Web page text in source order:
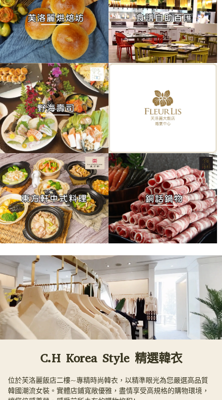
C.H Korea Style 精選韓衣
位於芙洛麗飯店二樓~專精時尚韓衣，以精準眼光為您嚴選高品質
韓國潮流女裝。實體店鋪寬敞優雅，盡情享受高規格的購物環境，